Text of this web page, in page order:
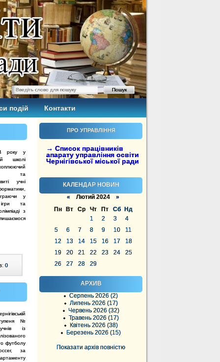
подій Контакти
ПРО УПРАВЛІННЯ
→ Список працівників
апарату управління освіти
Чернігівської міської ради
КАЛЕНДАР НОВИН
« Лютий 2024 »
Пн
Вт Ср Чт Пт Сб
Нд
1
2 3
4
5
6 7 8 9 10
11
12
13 14 15 16 17
18
19
20 21 22 23 24
25
26
27 28 29
АРХИВ
Серпень 2026 (2)
Липень 2026 (17)
Червень 2026 (32)
Травень 2026 (17)
Квітень 2026 (38)
Березень 2026 (15)
Показати архів повністю
року у
школі
та
учні
граючи у
ігри та
з
0
№
із
футболу
за